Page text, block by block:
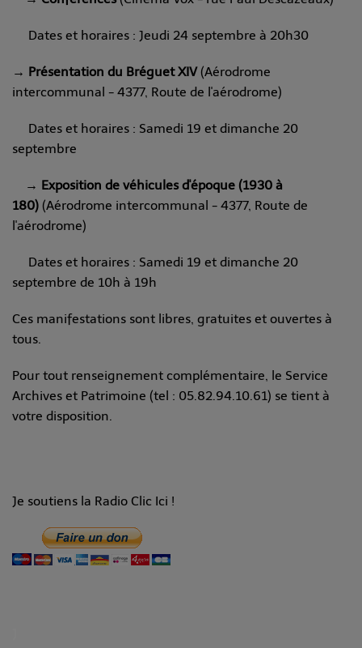
Dates et horaires : Jeudi 24 septembre à 20h30
→ Présentation du Bréguet XIV(Aérodrome
intercommunal - 4377, Route de l'aérodrome)
Dates et horaires : Samedi 19 et dimanche 20
septembre
→ Exposition de véhicules d'époque (1930 à
180) (Aérodrome intercommunal - 4377, Route de
l'aérodrome)
Dates et horaires : Samedi 19 et dimanche 20
septembre de 10h à 19h
Ces manifestations sont libres, gratuites et ouvertes à
tous.
Pour tout renseignement complémentaire, le Service
Archives et Patrimoine (tel : 05.82.94.10.61) se tient à
votre disposition.
Je soutiens la Radio Clic Ici !